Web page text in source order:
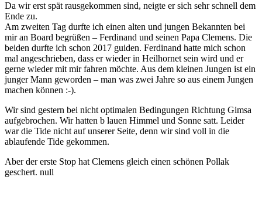
Da wir erst spät rausgekommen sind, neigte er sich sehr schnell dem
Ende zu.
Am zweiten Tag durfte ich einen alten und jungen Bekannten bei
mir an Board begrüßen – Ferdinand und seinen Papa Clemens. Die
beiden durfte ich schon 2017 guiden. Ferdinand hatte mich schon
mal angeschrieben, dass er wieder in Heilhornet sein wird und er
gerne wieder mit mir fahren möchte. Aus dem kleinen Jungen ist ein
junger Mann geworden – man was zwei Jahre so aus einem Jungen
machen können :-).
Wir sind gestern bei nicht optimalen Bedingungen Richtung Gimsa
aufgebrochen. Wir hatten b lauen Himmel und Sonne satt. Leider
war die Tide nicht auf unserer Seite, denn wir sind voll in die
ablaufende Tide gekommen.
Aber der erste Stop hat Clemens gleich einen schönen Pollak
geschert. null